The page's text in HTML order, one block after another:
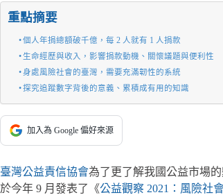
重點摘要
個人年捐總額破千億，每 2 人就有 1 人捐款
生命經歷與收入，影響捐款動機、關懷議題與便利性
身處風險社會的臺灣，需要充滿韌性的系統
探究追蹤數字背後的意義、累積成有用的知識
加入為 Google 偏好來源
臺灣公益責信協會為了更了解我國公益市場的
於今年 9 月發表了《公益觀察 2021：風險社